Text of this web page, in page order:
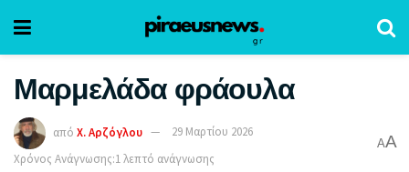
Μαρμελάδα φράουλα
από Χ. Αρζόγλου
29 Μαρτίου 2026
Χρόνος Ανάγνωσης:1 λεπτό ανάγνωσης
AA